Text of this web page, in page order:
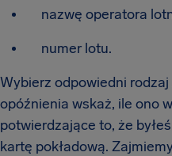
nazwę operatora
numer lotu.
Wybierz odpowiedni
opóźnienia wskaż, ile ono
potwierdzające to, że
kartę pokładową.